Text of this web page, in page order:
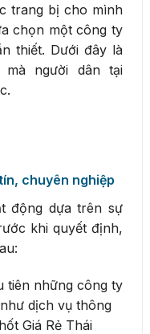
trang bị cho mình
chọn một công ty
thiết. Dưới đây là
người dân tại
chuyên nghiệp
động dựa trên sự
khi quyết định,
tiên những công ty
dịch vụ thông
Giá Rẻ Thái